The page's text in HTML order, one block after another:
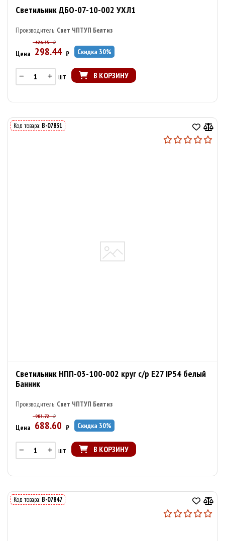
Светильник ДБО-07-10-002 УХЛ1
Производитель: Свет ЧПТУП Белтиз
426.35 ₽
Цена 298.44 ₽ Скидка 30%
шт В КОРЗИНУ
Код товара: В-07831
Светильник НПП-03-100-002 круг с/р E27 IP54 белый
Банник
Производитель: Свет ЧПТУП Белтиз
983.72 ₽
Цена 688.60 ₽ Скидка 30%
шт В КОРЗИНУ
Код товара: В-07847